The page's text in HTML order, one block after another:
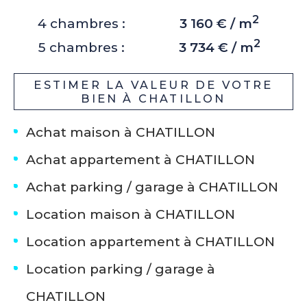
4 chambres : 3 160 € / m2
5 chambres : 3 734 € / m2
ESTIMER LA VALEUR DE VOTRE
BIEN À CHATILLON
Achat maison à CHATILLON
Achat appartement à CHATILLON
Achat parking / garage à CHATILLON
Location maison à CHATILLON
Location appartement à CHATILLON
Location parking / garage à
CHATILLON